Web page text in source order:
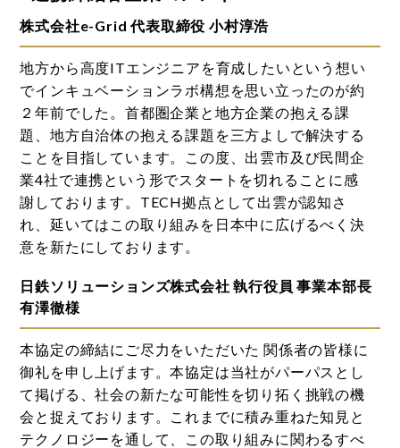
株式会社e-Grid 代表取締役 小村淳浩
地方から高度ITエンジニアを育成したいという想い
でインキュベーションラボ構想を思い立ったのが約
２年前でした。首都圏企業と地方企業の抱える課
題、地方自治体の抱える課題を三方よしで解決する
ことを目指しています。この度、出雲市及び民間企
業4社で連携という形でスタートを切れることに感
謝しております。TECH拠点として出雲が認知さ
れ、延いてはこの取り組みを日本中に広げるべく決
意を新たにしております。
日鉄ソリューションズ株式会社 執行役員 事業本部長
有澤徹様
本協定の締結にご尽力をいただいた 関係者の皆様に
御礼を申し上げます。本協定は当社がパーパスとし
て掲げる、社会の新たな可能性を切り拓く挑戦の機
会と捉えております。これまでに積み重ねた知見と
テクノロジーを通して、この取り組みに関わるすべ